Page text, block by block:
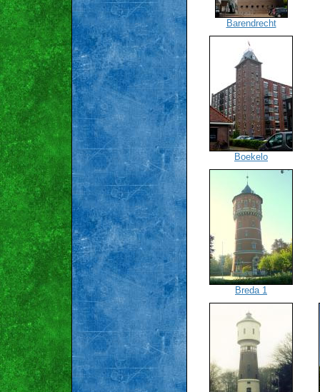
Barendrecht
Boekelo
Breda 1